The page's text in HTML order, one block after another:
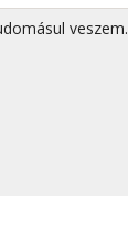
veszem.